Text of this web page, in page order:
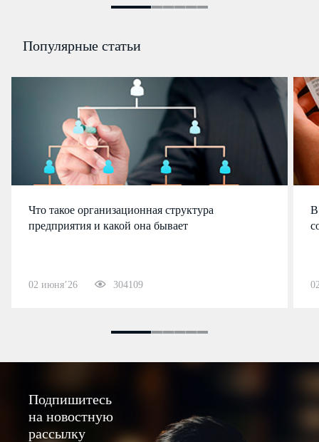
Популярные статьи
Что такое организационная структура
предприятия и какой она бывает
02 июня’26 304109
В
Подпишитесь
на новостную
рассылку